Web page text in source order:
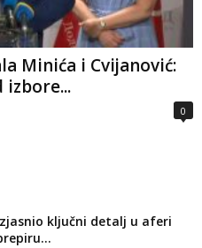
Minića i Cvijanović:
izbore...
0
ključni detalj u aferi